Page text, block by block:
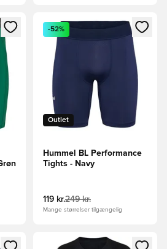
ind eller tilmelde dig som
Åbner en Modal til at logge
Outlet
-52%
Hummel BL Performance
Tights - Navy
119 kr.249 kr.
Mange størrelser tilgængelig
ind eller tilmelde dig som
Åbner en Modal til at logge